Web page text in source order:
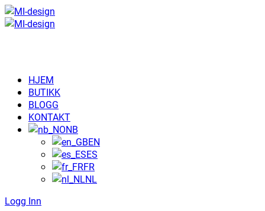
HJEM
BUTIKK
BLOGG
KONTAKT
NB
EN
ES
FR
NL
Logg Inn